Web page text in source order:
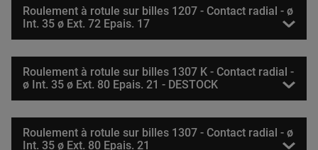
Roulement à rotule sur billes 1207 - Contact radial - ø
Int. 35 ø Ext. 72 Epais. 17
Roulement à rotule sur billes 1307 K - Contact radial -
ø Int. 35 ø Ext. 80 Epais. 21 - DESTOCK
Roulement à rotule sur billes 1307 - Contact radial - ø
Int. 35 ø Ext. 80 Epais. 21